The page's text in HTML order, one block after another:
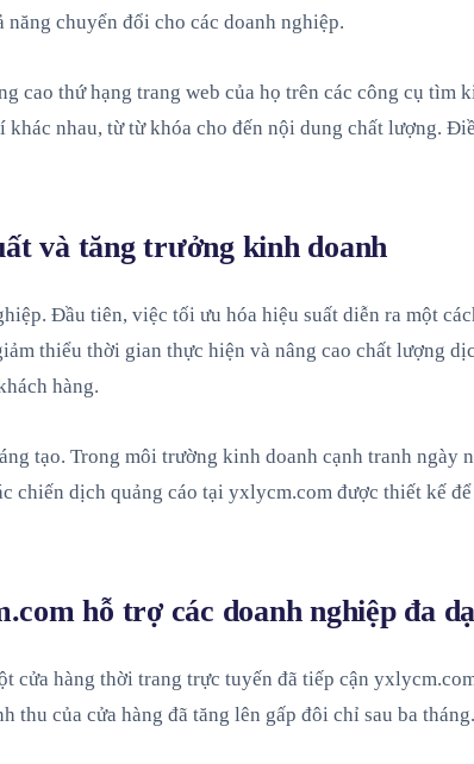
chuyển đổi cho các doanh nghiệp.
cao thứ hạng trang web của họ trên các công cụ
nhau, từ từ khóa cho đến nội dung chất lượng.
và tăng trưởng kinh doanh
Đầu tiên, việc tối ưu hóa hiệu suất diễn ra một
thiểu thời gian thực hiện và nâng cao chất lượng
hàng.
tạo. Trong môi trường kinh doanh cạnh tranh ngày
dịch quảng cáo tại yxlycm.com được thiết kế
hỗ trợ các doanh nghiệp đa
hàng thời trang trực tuyến đã tiếp cận
thu của cửa hàng đã tăng lên gấp đôi chỉ sau ba